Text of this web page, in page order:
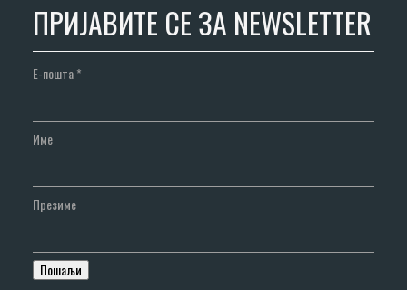
ПРИЈАВИТЕ СЕ ЗА NEWSLETTER
Е-пошта*
Име
Презиме